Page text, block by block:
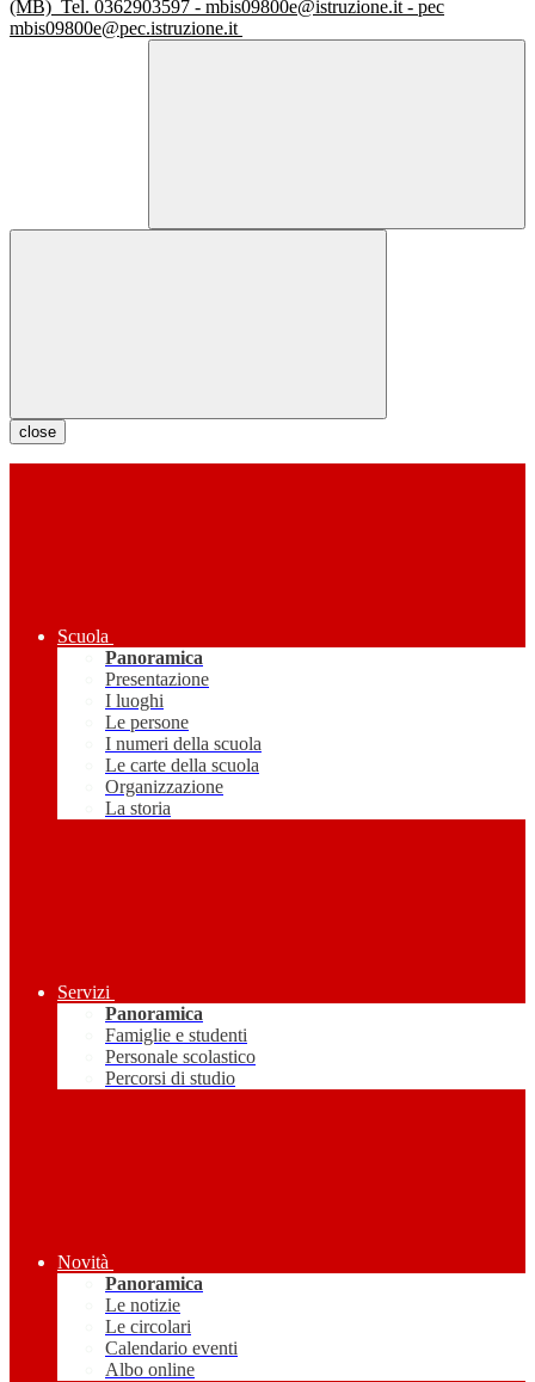
(MB) Tel. 0362903597 - mbis09800e@istruzione.it - pec
mbis09800e@pec.istruzione.it
close
Scuola
Panoramica
Presentazione
I luoghi
Le persone
I numeri della scuola
Le carte della scuola
Organizzazione
La storia
Servizi
Panoramica
Famiglie e studenti
Personale scolastico
Percorsi di studio
Novità
Panoramica
Le notizie
Le circolari
Calendario eventi
Albo online